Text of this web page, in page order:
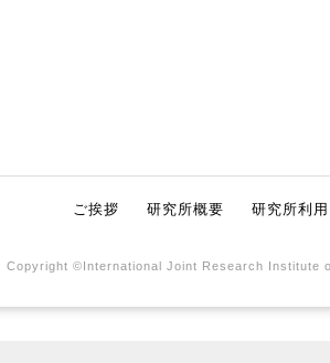
ご挨拶 研究所概要 研究所利
Copyright ©International Joint Research Institute